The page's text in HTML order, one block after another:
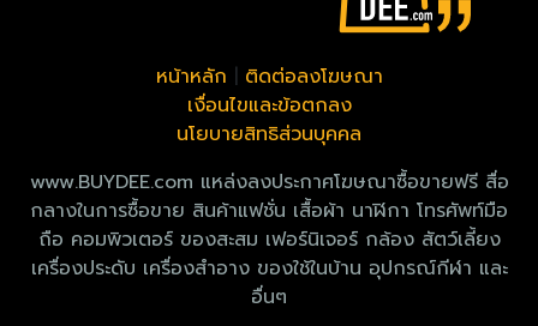
หน้าหลัก
ติดต่อลงโฆษณา
เงื่อนไขและข้อตกลง
นโยบายสิทธิส่วนบุคคล
www.BUYDEE.com แหล่งลงประกาศโฆษณาซื้อขายฟรี สื่อ
กลางในการซื้อขาย สินค้าแฟชั่น เสื้อผ้า นาฬิกา โทรศัพท์มือ
ถือ คอมพิวเตอร์ ของสะสม เฟอร์นิเจอร์ กล้อง สัตว์เลี้ยง
เครื่องประดับ เครื่องสำอาง ของใช้ในบ้าน อุปกรณ์กีฬา และ
อื่นๆ